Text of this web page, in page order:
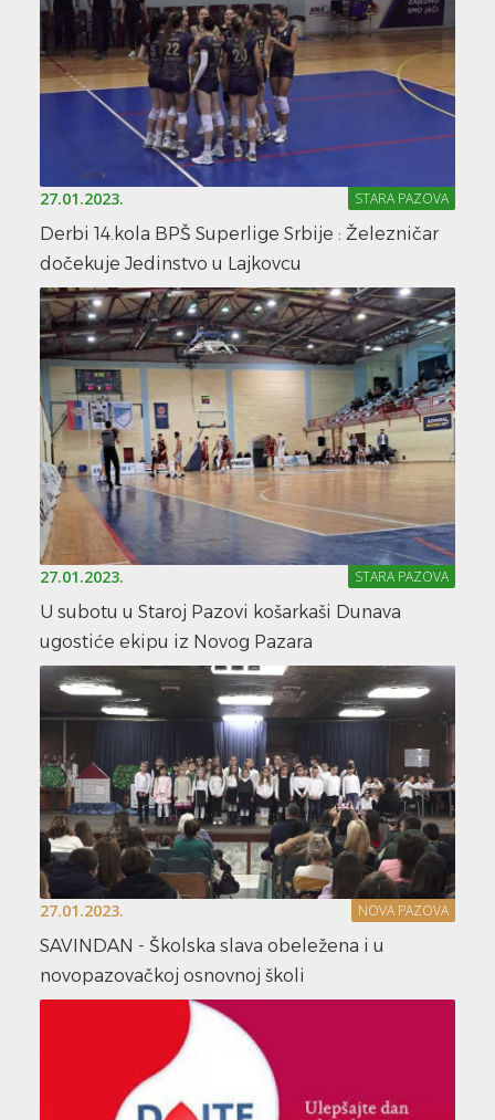
27.01.2023. STARA PAZOVA
Derbi 14.kola BPŠ Superlige Srbije : Železničar
dočekuje Jedinstvo u Lajkovcu
27.01.2023. STARA PAZOVA
U subotu u Staroj Pazovi košarkaši Dunava
ugostiće ekipu iz Novog Pazara
27.01.2023. NOVA PAZOVA
SAVINDAN - Školska slava obeležena i u
novopazovačkoj osnovnoj školi